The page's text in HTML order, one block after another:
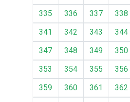
335
336 337 338
341
342 343 344
347
348 349 350
353
354 355 356
359
360 361 362